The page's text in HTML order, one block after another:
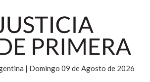
| Domingo 09 de Agosto de 2026